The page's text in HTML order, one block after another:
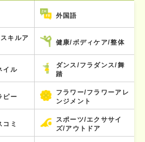
外国語
キルア
健康/ボディケア/整体
イル
ダンス/フラダンス/舞
踏
ピー
フラワー/フラワーアレ
ンジメント
コミ
スポーツ/エクササイ
ズ/アウトドア